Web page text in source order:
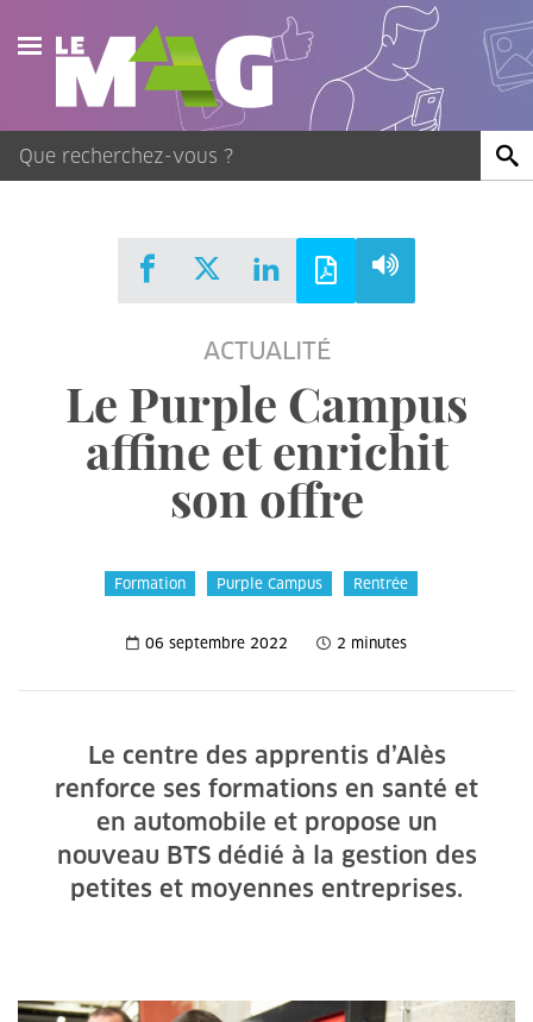
Actualités
Agenda
Publications
ACTUALITÉ
Le Purple Campus
affine et enrichit
son offre
Formation Purple Campus Rentrée
06 septembre 2022 2 minutes
Le centre des apprentis d’Alès
renforce ses formations en santé et
en automobile et propose un
nouveau BTS dédié à la gestion des
petites et moyennes entreprises.